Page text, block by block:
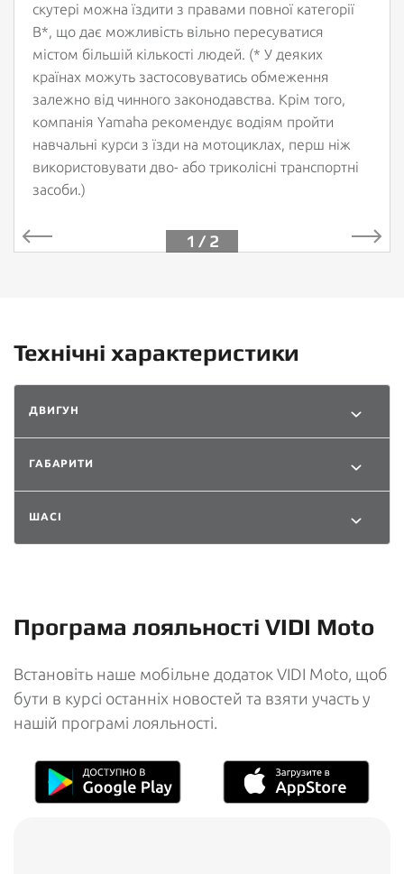
скутері можна їздити з правами повної категорії
B*, що дає можливість вільно пересуватися
містом більшій кількості людей. (* У деяких
країнах можуть застосовуватись обмеження
залежно від чинного законодавства. Крім того,
компанія Yamaha рекомендує водіям пройти
навчальні курси з їзди на мотоциклах, перш ніж
використовувати дво- або триколісні транспортні
засоби.)
1 / 2
Технічні характеристики
ДВИГУН
ГАБАРИТИ
ШАСІ
Програма лояльності VIDI Moto
Встановіть наше мобільне додаток VIDI Moto, щоб
бути в курсі останніх новостей та взяти участь у
нашій програмі лояльності.